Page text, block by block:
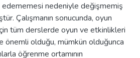
nedeniyle değişmemiş
Çalışmanın sonucunda, oyun
tüm derslerde oyun ve etkinlikleri
önemli olduğu, mümkün olduğunca
öğrenme ortamının